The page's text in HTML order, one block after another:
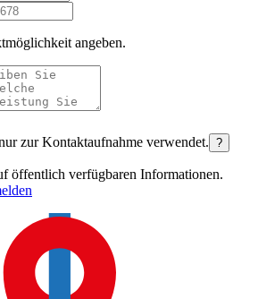
angeben.
zur Kontaktaufnahme verwendet. ?
öffentlich verfügbaren Informationen.